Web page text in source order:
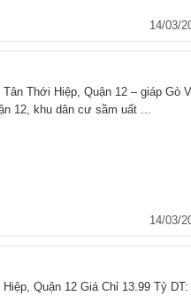
14/03/
Thới Hiệp, Quận 12 – giáp Gò
12, khu dân cư sầm uất ...
14/03/
Quận 12 Giá Chỉ 13.99 Tỷ DT: